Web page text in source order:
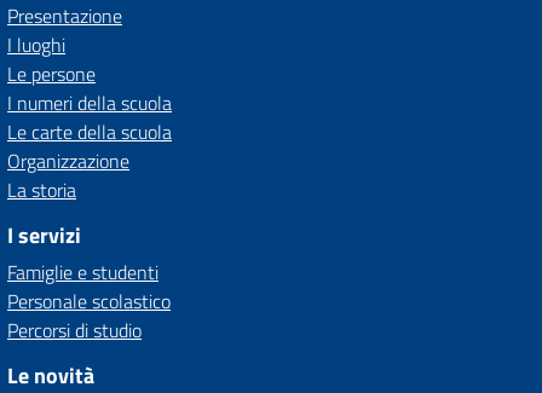
Presentazione
I luoghi
Le persone
I numeri della scuola
Le carte della scuola
Organizzazione
La storia
I servizi
Famiglie e studenti
Personale scolastico
Percorsi di studio
Le novità